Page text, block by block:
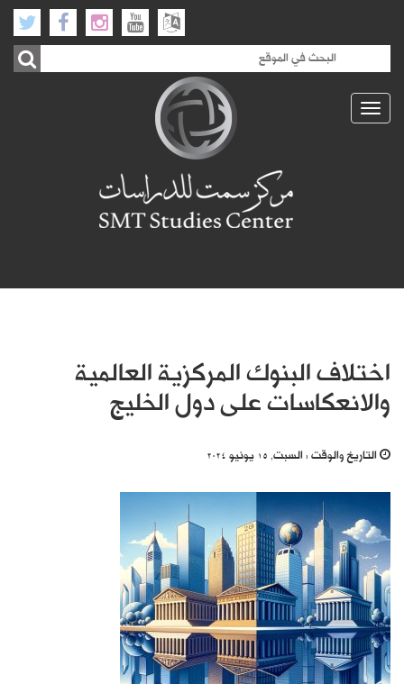
Toggle
navigation
اختلاف البنوك المركزية العالمية
والانعكاسات على دول الخليج
التاريخ والوقت :السبت, 15 يونيو 2024